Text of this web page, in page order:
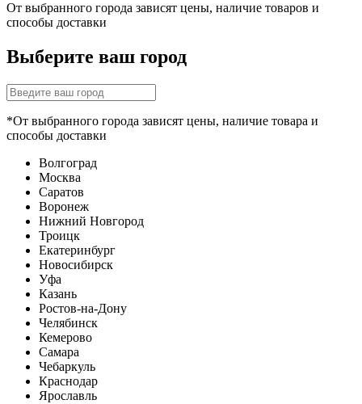
От выбранного города зависят цены, наличие товаров и
способы доставки
Выберите ваш город
*От выбранного города зависят цены, наличие товара и
способы доставки
Волгоград
Москва
Саратов
Воронеж
Нижний Новгород
Троицк
Екатеринбург
Новосибирск
Уфа
Казань
Ростов-на-Дону
Челябинск
Кемерово
Самара
Чебаркуль
Краснодар
Ярославль